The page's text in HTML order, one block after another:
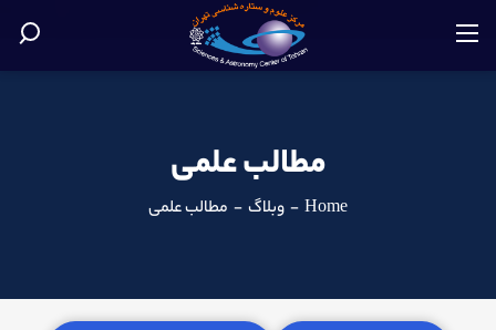
مطالب علمی
Home
- وبلاگ - مطالب علمی